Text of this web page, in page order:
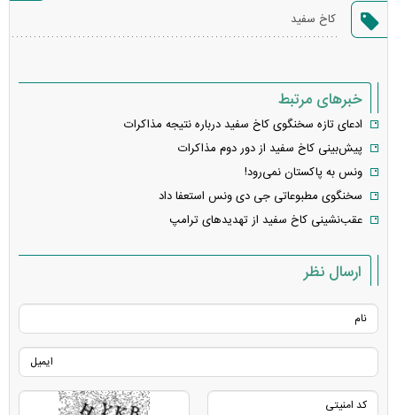
خطا
کاخ سفید
خبرهای مرتبط
ادعای تازه سخنگوی کاخ سفید درباره نتیجه مذاکرات
پیش‌بینی کاخ سفید از دور دوم مذاکرات
ونس به پاکستان نمی‌رود!
سخنگوی مطبوعاتی جی دی ونس استعفا داد
عقب‌نشینی کاخ سفید از تهدید‌های ترامپ
ارسال نظر